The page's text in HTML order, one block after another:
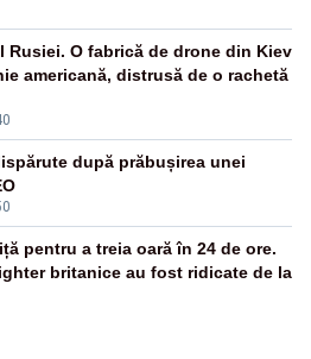
Rusiei. O fabrică de drone din Kiev
americană, distrusă de o rachetă
după prăbușirea unei
pentru a treia oară în 24 de ore.
britanice au fost ridicate de la